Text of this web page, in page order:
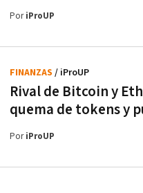
PoriProUP
Rival de Bitcoin y
quema de tokens y
FINANZAS / iProUP
PoriProUP